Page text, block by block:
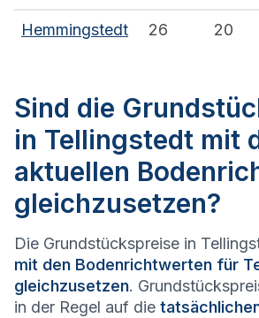
Hemmingstedt 26 20
Sind die
in Tellingstedt mit
aktuellen
gleichzusetzen?
Die Grundstückspreise in
mit den Bodenrichtwerten für
gleichzusetzen.
in der Regel auf die